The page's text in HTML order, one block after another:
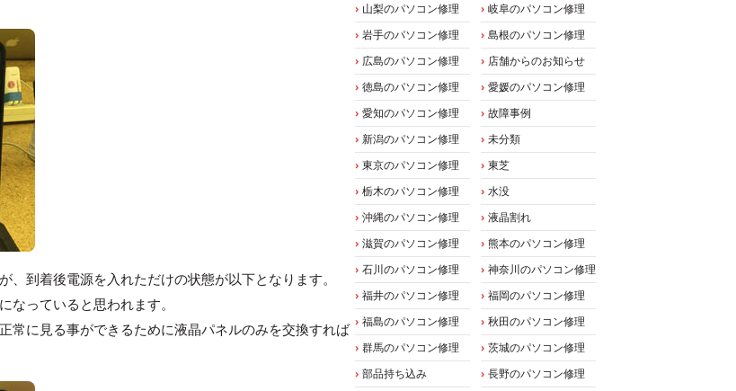
到着後電源を入れただけの状態が以下となります。
っていると思われます。
常に見る事ができるために液晶パネルのみを交換すれば
山梨のパソコン修理
岐阜のパソコン修理
岩手のパソコン修理
島根のパソコン修理
広島のパソコン修理
店舗からのお知らせ
徳島のパソコン修理
愛媛のパソコン修理
愛知のパソコン修理
故障事例
新潟のパソコン修理
未分類
東京のパソコン修理
東芝
栃木のパソコン修理
水没
沖縄のパソコン修理
液晶割れ
滋賀のパソコン修理
熊本のパソコン修理
石川のパソコン修理
神奈川のパソコン修理
福井のパソコン修理
福岡のパソコン修理
福島のパソコン修理
秋田のパソコン修理
群馬のパソコン修理
茨城のパソコン修理
部品持ち込み
長野のパソコン修理